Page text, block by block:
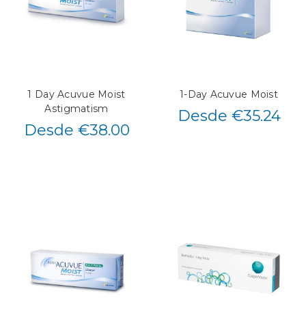
1 Day Acuvue Moist
Astigmatism
Desde €38.00
1-Day Acuvue Moist
Desde €35.24